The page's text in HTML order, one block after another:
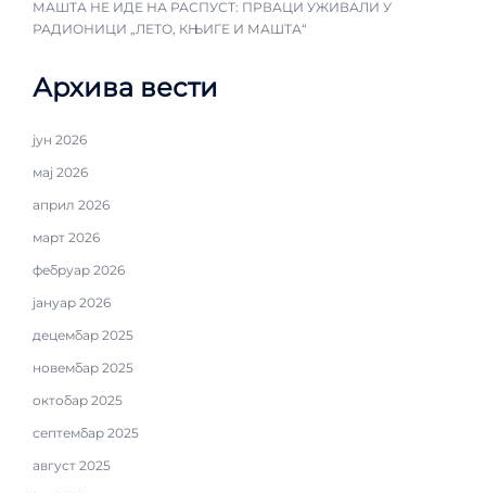
МАШТА НЕ ИДЕ НА РАСПУСТ: ПРВАЦИ УЖИВАЛИ У
РАДИОНИЦИ „ЛЕТО, КЊИГЕ И МАШТА“
Архива вести
јун 2026
мај 2026
април 2026
март 2026
фебруар 2026
јануар 2026
децембар 2025
новембар 2025
октобар 2025
септембар 2025
август 2025